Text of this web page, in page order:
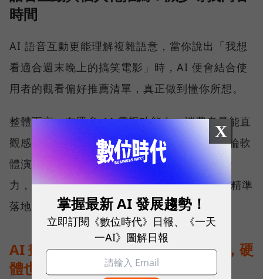
時間
AI 語音互動更能理解複雜語意，當你說出「我想
看適合週末晚上的搞笑電影」時，AI 便會結合使
用者的觀看偏好推薦清單，真正做到懂你所想。
整體而言，在眾多 AI 電視功能中，消費者最能直
觀感受到的是 AI 畫質升頻與場景優化。但不論軟
體演算法如何強大，都需要有對應的硬體執行
力，而 True RGB 正是讓這些高階 AI 畫質能精準
落地的關鍵技術。
AI 畫質優化的關鍵：不只靠演算法，硬
體也是決勝點
X
掌握最新 AI 發展趨勢！
立即訂閱《數位時代》日報、《一天
一AI》圖解日報